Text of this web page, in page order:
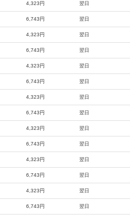
4,323円 翌日
6,743円 翌日
4,323円 翌日
6,743円 翌日
4,323円 翌日
6,743円 翌日
4,323円 翌日
6,743円 翌日
4,323円 翌日
6,743円 翌日
4,323円 翌日
6,743円 翌日
4,323円 翌日
6,743円 翌日